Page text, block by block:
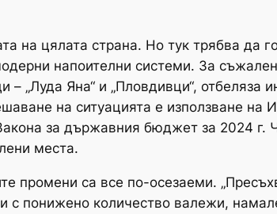
на цялата страна. Но тук трябва да
напоителни системи. За
„Луда Яна“ и „Пловдивци“, отбеляза
на ситуацията е използване на
за държавния бюджет за 2024 г.
места.
промени са все по-осезаеми.
с понижено количество валежи,